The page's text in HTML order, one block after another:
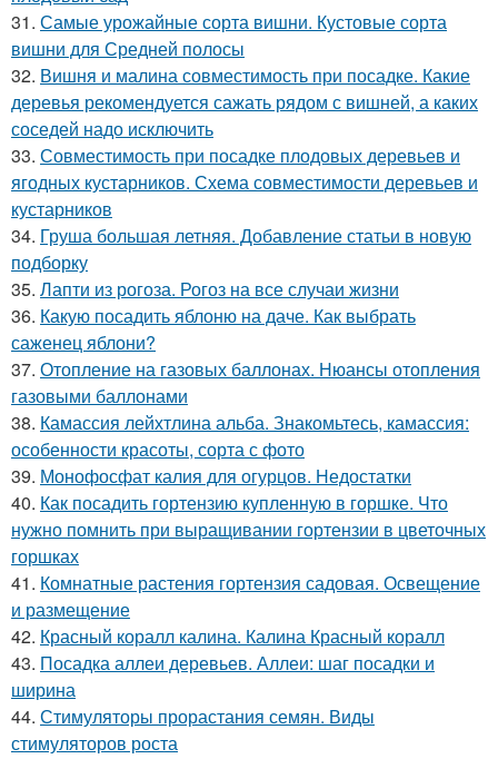
31. Самые урожайные сорта вишни. Кустовые сорта
вишни для Средней полосы
32. Вишня и малина совместимость при посадке. Какие
деревья рекомендуется сажать рядом с вишней, а каких
соседей надо исключить
33. Совместимость при посадке плодовых деревьев и
ягодных кустарников. Схема совместимости деревьев и
кустарников
34. Груша большая летняя. Добавление статьи в новую
подборку
35. Лапти из рогоза. Рогоз на все случаи жизни
36. Какую посадить яблоню на даче. Как выбрать
саженец яблони?
37. Отопление на газовых баллонах. Нюансы отопления
газовыми баллонами
38. Камассия лейхтлина альба. Знакомьтесь, камассия:
особенности красоты, сорта с фото
39. Монофосфат калия для огурцов. Недостатки
40. Как посадить гортензию купленную в горшке. Что
нужно помнить при выращивании гортензии в цветочных
горшках
41. Комнатные растения гортензия садовая. Освещение
и размещение
42. Красный коралл калина. Калина Красный коралл
43. Посадка аллеи деревьев. Аллеи: шаг посадки и
ширина
44. Стимуляторы прорастания семян. Виды
стимуляторов роста